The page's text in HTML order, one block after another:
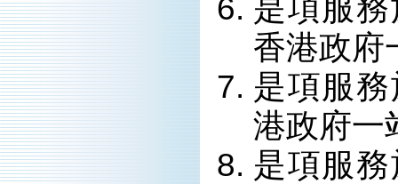
是項服
香港政府
是項服
港政府一
是項服